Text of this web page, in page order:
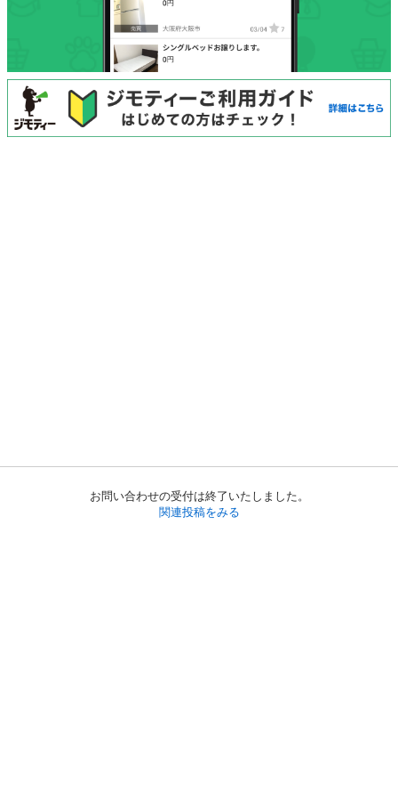
お問い合わせの受付は終了いたしました。
関連投稿をみる